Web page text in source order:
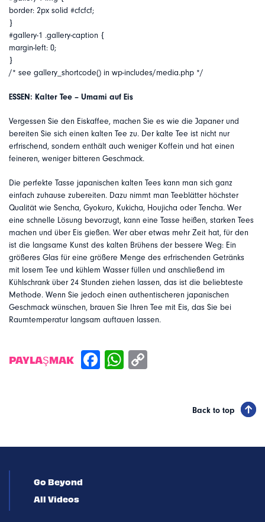
border: 2px solid #cfcfcf;
}
#gallery-1 .gallery-caption {
margin-left: 0;
}
/* see gallery_shortcode() in wp-includes/media.php */
ESSEN: Kalter Tee – Umami auf Eis
Vergessen Sie den Eiskaffee, machen Sie es wie die Japaner und
bereiten Sie sich einen kalten Tee zu. Der kalte Tee ist nicht nur
erfrischend, sondern enthält auch weniger Koffein und hat einen
feineren, weniger bitteren Geschmack.
Die perfekte Tasse japanischen kalten Tees kann man sich ganz
einfach zuhause zubereiten. Dazu nimmt man Teeblätter höchster
Qualität wie Sencha, Gyokuro, Kukicha, Houjicha oder Tencha. Wer
eine schnelle Lösung bevorzugt, kann eine Tasse heißen, starken Tees
machen und über Eis gießen. Wer aber etwas mehr Zeit hat, für den
ist die langsame Kunst des kalten Brühens der bessere Weg: Ein
größeres Glas für eine größere Menge des erfrischenden Getränks
mit losem Tee und kühlem Wasser füllen und anschließend im
Kühlschrank über 24 Stunden ziehen lassen, das ist die beliebteste
Methode. Wenn Sie jedoch einen authentischeren japanischen
Geschmack wünschen, brauen Sie Ihren Tee mit Eis, das Sie bei
Raumtemperatur langsam auftauen lassen.
PAYLAŞMAK
Back to top
Go Beyond
All Videos